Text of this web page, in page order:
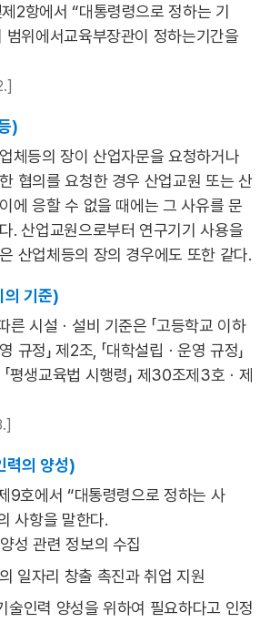
2항에서 “대통령령으로 정하는 기
위에서교육부장관이 정하는기간을
)
체등의 장이 산업자문을 요청하거나
협의를 요청한 경우 산업교원 또는 산
에 응할 수 없을 때에는 그 사유를 문
. 산업교원으로부터 연구기기 사용을
산업체등의 장의 경우에도 또한 같다.
의 기준)
른 시설ㆍ설비 기준은 「고등학교 이하
규정」 제2조, 「대학설립ㆍ운영 규정」
평생교육법 시행령」 제30조제3호ㆍ제
력의 양성)
9호에서 “대통령령으로 정하는 사
사항을 말한다.
성 관련 정보의 수집
일자리 창출 촉진과 취업 지원
술인력 양성을 위하여 필요하다고 인정